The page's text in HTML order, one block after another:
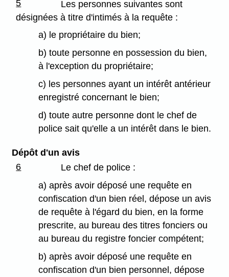
5
Les personnes suivantes sont
désignées à titre d'intimés à la requête :
a) le propriétaire du bien;
b) toute personne en possession du bien,
à l'exception du propriétaire;
c) les personnes ayant un intérêt antérieur
enregistré concernant le bien;
d) toute autre personne dont le chef de
police sait qu'elle a un intérêt dans le bien.
Dépôt d'un avis
6
Le chef de police :
a) après avoir déposé une requête en
confiscation d'un bien réel, dépose un avis
de requête à l'égard du bien, en la forme
prescrite, au bureau des titres fonciers ou
au bureau du registre foncier compétent;
b) après avoir déposé une requête en
confiscation d'un bien personnel, dépose